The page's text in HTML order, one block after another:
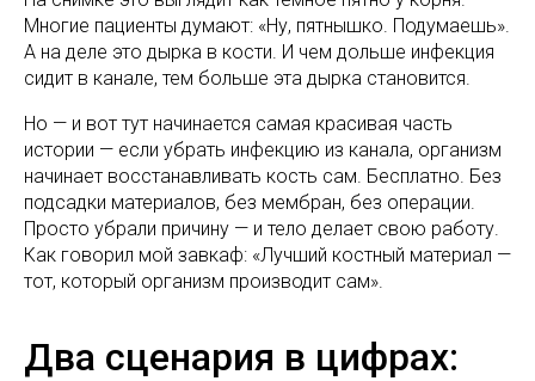
Многие пациенты думают: «Ну, пятнышко. Подумаешь».
А на деле это дырка в кости. И чем дольше инфекция
сидит в канале, тем больше эта дырка становится.
Но — и вот тут начинается самая красивая часть
истории — если убрать инфекцию из канала, организм
начинает восстанавливать кость сам. Бесплатно. Без
подсадки материалов, без мембран, без операции.
Просто убрали причину — и тело делает свою работу.
Как говорил мой завкаф: «Лучший костный материал —
тот, который организм производит сам».
Два сценария в цифрах: